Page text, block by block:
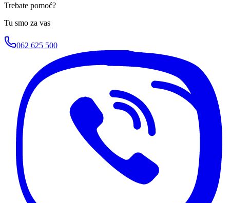
Trebate pomoć?
Tu smo za vas
062 625 500